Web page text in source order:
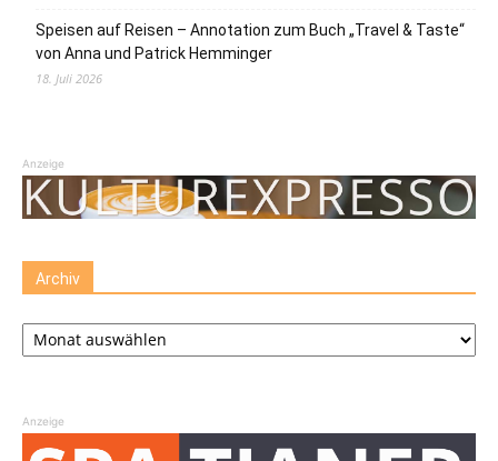
Speisen auf Reisen – Annotation zum Buch „Travel & Taste“
von Anna und Patrick Hemminger
18. Juli 2026
Anzeige
Archiv
Archiv
Anzeige